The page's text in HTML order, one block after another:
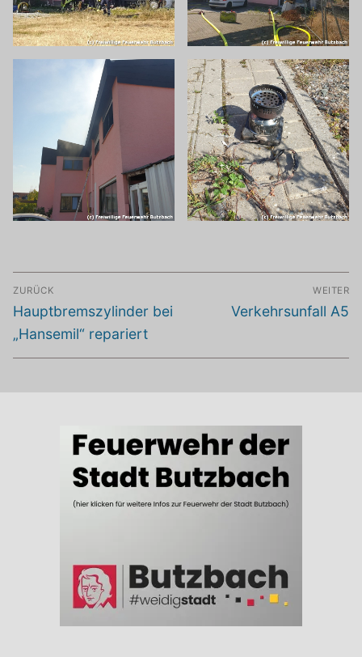
Beitragsnavigation
ZURÜCK
Vorheriger
Beitrag:
Hauptbremszylinder bei
„Hansemil“ repariert
WEITER
Nächster
Verkehrsunfall A5